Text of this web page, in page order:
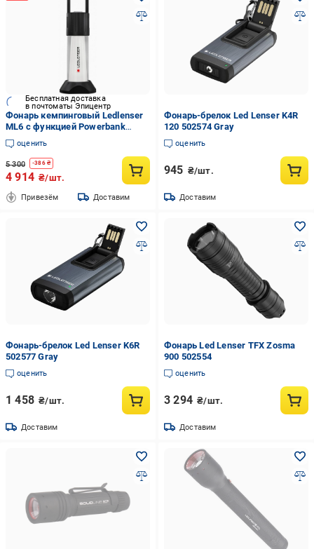
Бесплатная доставка
в почтоматы Эпицентр
Фонарь кемпинговый Ledlenser
ML6 с функцией Powerbank
заряжается 750/550/20
(stvo8005220)
оценить
5 300 -386₴
4 914 ₴/шт.
Привезём Доставим
Фонарь-брелок Led Lenser K4R
120 502574 Gray
оценить
945 ₴/шт.
Доставим
Фонарь-брелок Led Lenser K6R
502577 Gray
оценить
1 458 ₴/шт.
Доставим
Фонарь Led Lenser TFX Zosma
900 502554
оценить
3 294 ₴/шт.
Доставим